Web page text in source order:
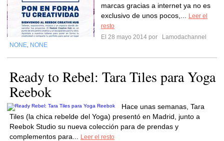
marcas gracias a internet ya no es
exclusivo de unos pocos,...
Leer el
resto
El 28 mayo 2014 por
Lamodachannel
NONE NONE
Ready to Rebel: Tara Tiles para Yoga
Reebok
Hace unas semanas, Tara
Tiles (la chica rebelde del Yoga) presentó en Madrid, junto a
Reebok Studio su nueva colección para de prendas y
complementos para...
Leer el resto